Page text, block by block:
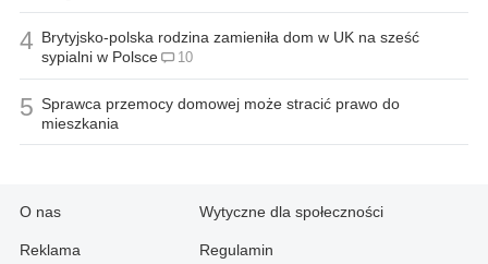
4 Brytyjsko-polska rodzina zamieniła dom w UK na sześć
sypialni w Polsce
10
5 Sprawca przemocy domowej może stracić prawo do
mieszkania
O nas
Reklama
Wytyczne dla społeczności
Regulamin